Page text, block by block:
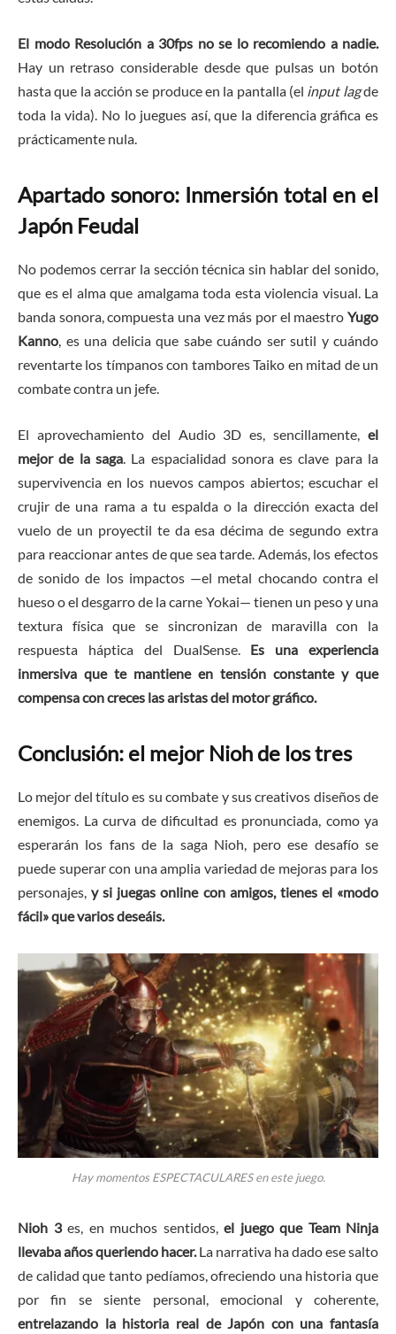
El modo Resolución a 30fps no se lo recomiendo a nadie.
Hay un retraso considerable desde que pulsas un botón
hasta que la acción se produce en la pantalla (el input lagde
toda la vida). No lo juegues así, que la diferencia gráfica es
prácticamente nula.
Apartado sonoro: Inmersión total en el
Japón Feudal
No podemos cerrar la sección técnica sin hablar del sonido,
que es el alma que amalgama toda esta violencia visual. La
banda sonora, compuesta una vez más por el maestro Yugo
Kanno, es una delicia que sabe cuándo ser sutil y cuándo
reventarte los tímpanos con tambores Taiko en mitad de un
combate contra un jefe.
El aprovechamiento del Audio 3D es, sencillamente, el
mejor de la saga. La espacialidad sonora es clave para la
supervivencia en los nuevos campos abiertos; escuchar el
crujir de una rama a tu espalda o la dirección exacta del
vuelo de un proyectil te da esa décima de segundo extra
para reaccionar antes de que sea tarde. Además, los efectos
de sonido de los impactos —el metal chocando contra el
hueso o el desgarro de la carne Yokai— tienen un peso y una
textura física que se sincronizan de maravilla con la
respuesta háptica del DualSense.
Es una experiencia
inmersiva que te mantiene en tensión constante y que
compensa con creces las aristas del motor gráfico.
Conclusión: el mejor Nioh de los tres
Lo mejor del título es su combate y sus creativos diseños de
enemigos. La curva de dificultad es pronunciada, como ya
esperarán los fans de la saga Nioh, pero ese desafío se
puede superar con una amplia variedad de mejoras para los
personajes,y si juegas online con amigos, tienes el «modo
fácil» que varios deseáis.
Hay momentos ESPECTACULARES en este juego.
Nioh 3es, en muchos sentidos,el juego que Team Ninja
llevaba años queriendo hacer.La narrativa ha dado ese salto
de calidad que tanto pedíamos, ofreciendo una historia que
por fin se siente personal, emocional y coherente,
entrelazando la historia real de Japón con una fantasía